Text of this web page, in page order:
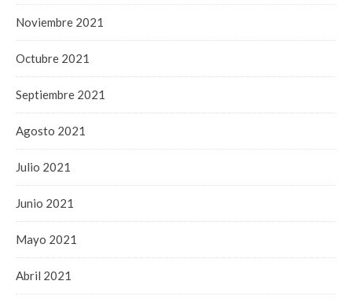
Noviembre 2021
Octubre 2021
Septiembre 2021
Agosto 2021
Julio 2021
Junio 2021
Mayo 2021
Abril 2021